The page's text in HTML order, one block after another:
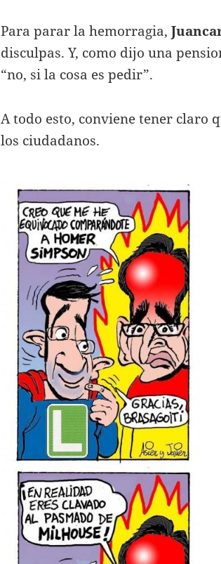
Para parar la hemorragia,
disculpas. Y, como dijo una
“no, si la cosa es pedir”.
A todo esto, conviene tener claro
los ciudadanos.